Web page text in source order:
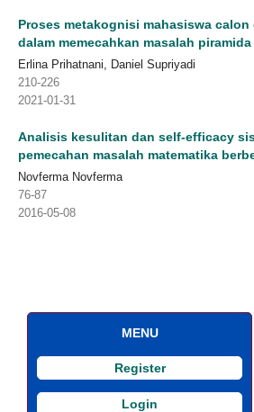
Proses metakognisi mahasiswa calon
dalam memecahkan masalah
Erlina Prihatnani, Daniel Supriyadi
210-226
2021-01-31
Analisis kesulitan dan self-efficacy
pemecahan masalah matematika
Novferma Novferma
76-87
2016-05-08
MENU
Register
Login